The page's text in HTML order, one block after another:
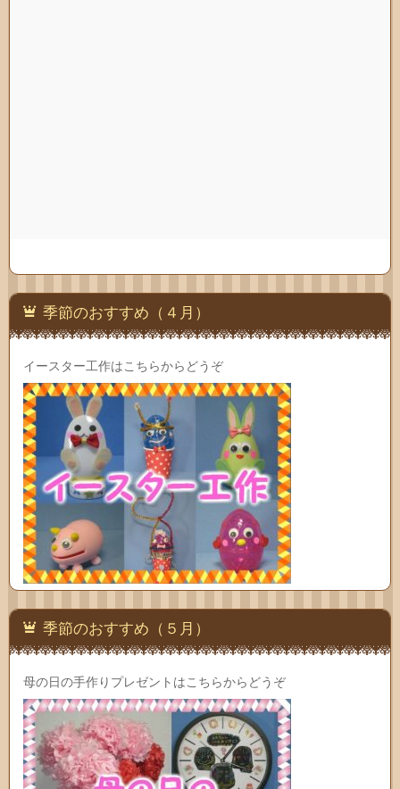
季節のおすすめ（４月）
イースター工作はこちらからどうぞ
季節のおすすめ（５月）
母の日の手作りプレゼントはこちらからどうぞ